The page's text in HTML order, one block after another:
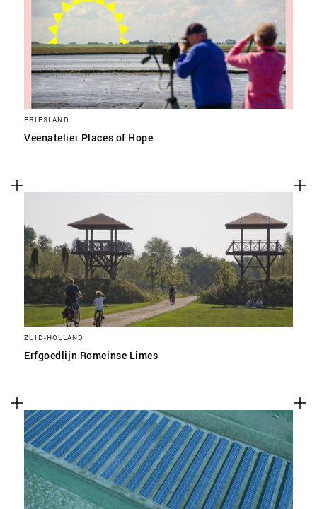
FRIESLAND
Veenatelier Places of Hope
ZUID-HOLLAND
Erfgoedlijn Romeinse Limes